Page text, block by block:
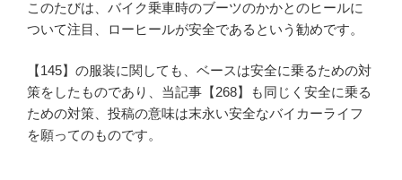
このたびは、バイク乗車時のブーツのかかとのヒールに
ついて注目、ローヒールが安全であるという勧めです。
【145】の服装に関しても、ベースは安全に乗るための対
策をしたものであり、当記事【268】も同じく安全に乗る
ための対策、投稿の意味は末永い安全なバイカーライフ
を願ってのものです。